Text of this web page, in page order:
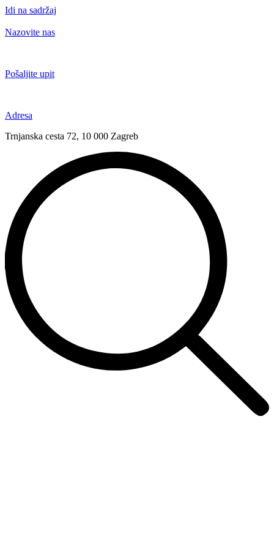
Idi na sadržaj
Nazovite nas
Pošaljite upit
Adresa
Trnjanska cesta 72, 10 000 Zagreb